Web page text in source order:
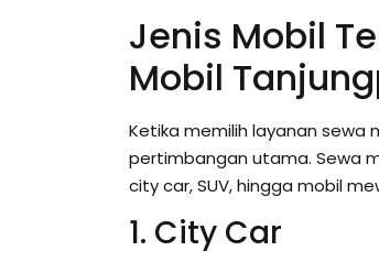
Jenis Mobil
Mobil
Ketika memilih layanan sewa
pertimbangan utama. Sewa
city car, SUV, hingga mobil
1. City Car